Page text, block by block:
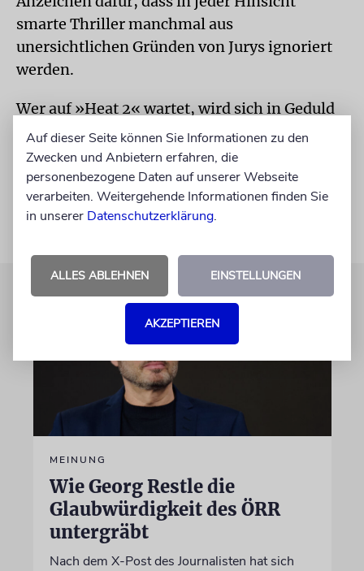
smarte Thriller manchmal aus
unersichtlichen Gründen von Jurys ignoriert
werden.
Wer auf »Heat 2« wartet, wird sich in Geduld
üben müssen. Erst im Sommer sollen die
Dreharbeiten beginnen.
MEINUNG
Wie Georg Restle die
Glaubwürdigkeit des ÖRR
untergräbt
Nach dem X-Post des Journalisten hat sich
Auf dieser Seite können Sie Informationen zu den
Zwecken und Anbietern erfahren, die
personenbezogene Daten auf unserer Webseite
verarbeiten. Weitergehende Informationen finden Sie
in unserer Datenschutzerklärung.
ALLES ABLEHNEN EINSTELLUNGEN
AKZEPTIEREN